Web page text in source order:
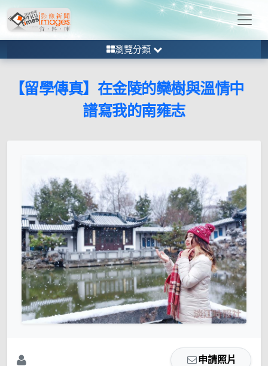
瀏覽分類
【留學傳真】在金陵的欒樹與溫情中
譜寫我的南雍志
申請照片